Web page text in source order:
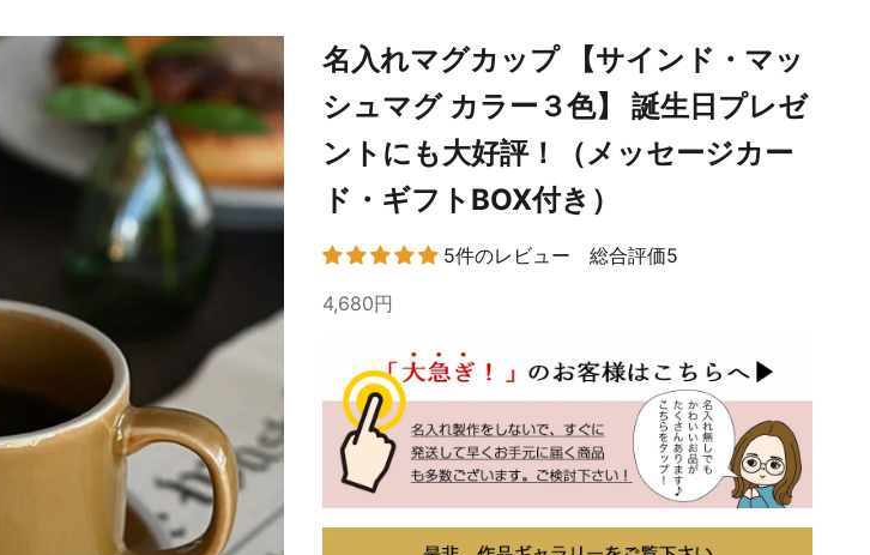
名入れマグカップ 【サインド・マッ
シュマグ カラー３色】 誕生日プレゼ
ントにも大好評！（メッセージカー
ド・ギフトBOX付き）
5件のレビュー 総合評価5
4,680円